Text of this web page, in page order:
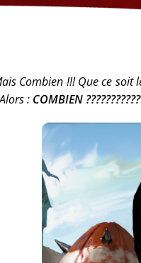
Combien !!! Que ce
: COMBIEN